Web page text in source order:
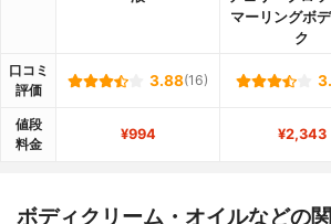
マーリングボ
ク
口コミ
評価
3.88(16)
値段
料金
¥994 ¥2,343
ボディクリーム・オイルなどの